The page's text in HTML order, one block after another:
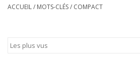
Accessoires
ACCUEIL/ MOTS-CLÉS/ COMPACT